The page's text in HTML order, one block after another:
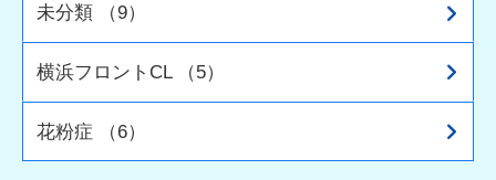
未分類 （9）
横浜フロントCL （5）
花粉症 （6）